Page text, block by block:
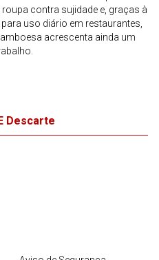
contra sujidade e, graças à
uso diário em restaurantes,
acrescenta ainda um
Descarte